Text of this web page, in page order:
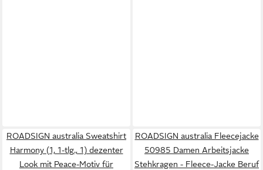
ROADSIGN australia Sweatshirt
Harmony (1, 1-tlg., 1) dezenter
Look mit Peace-Motiv für
ROADSIGN australia Fleecejacke
50985 Damen Arbeitsjacke
Stehkragen - Fleece-Jacke Beruf